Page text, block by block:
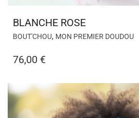
BLANCHE ROSE
BOUT'CHOU, MON PREMIER DOUDOU
76,00 €